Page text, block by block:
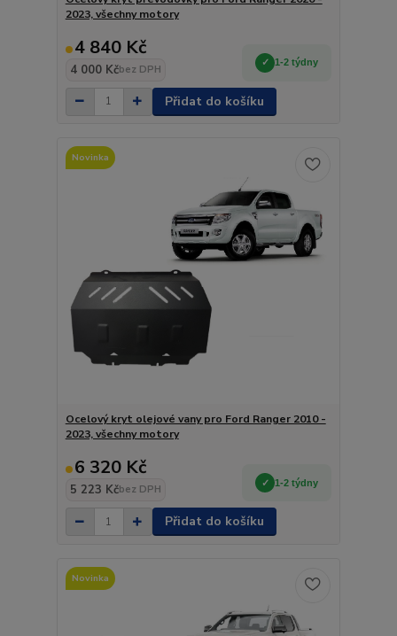
2023, všechny motory
4 840 Kč
4 000 Kčbez DPH
1-2 týdny
Přidat do košíku
Novinka
Ocelový kryt olejové vany pro Ford Ranger 2010 -
2023, všechny motory
6 320 Kč
5 223 Kčbez DPH
1-2 týdny
Přidat do košíku
Novinka